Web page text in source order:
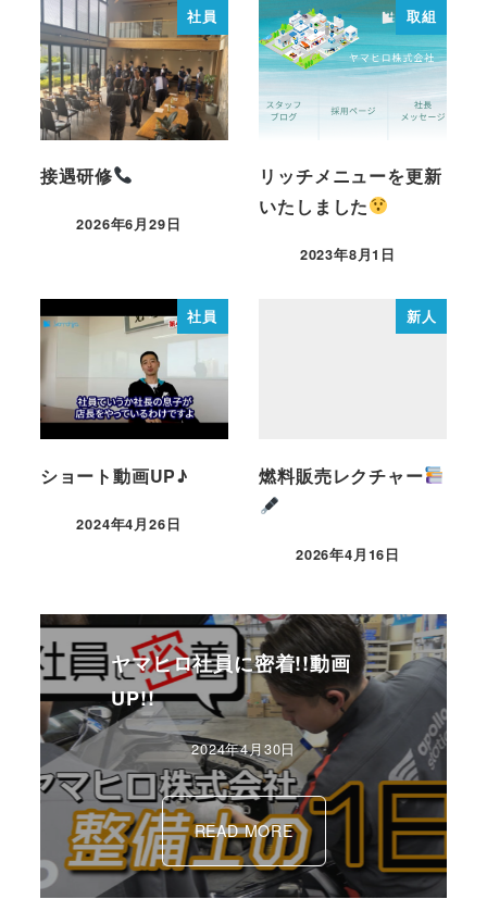
社員
接遇研修
2026年6月29日
取組
リッチメニューを更新
いたしました
2023年8月1日
社員
ショート動画UP♪
2024年4月26日
新人
燃料販売レクチャー
2026年4月16日
ヤマヒロ社員に密着!!動画
UP!!
2024年4月30日
READ MORE